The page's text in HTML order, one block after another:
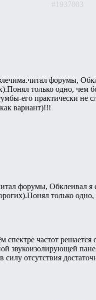
#1937003
форумы,
только одно, чем
его практически
вариант)!!!
форумы, Обклеивал
только одно,
частот
отсутствия